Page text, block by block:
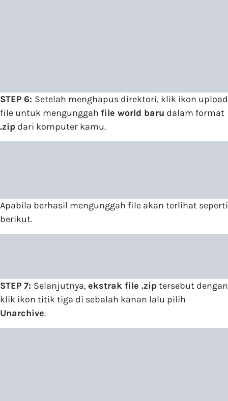
STEP 6: Setelah menghapus direktori, klik ikon upload
file untuk mengunggah file world baru dalam format
.zip dari komputer kamu.
Apabila berhasil mengunggah file akan terlihat seperti
berikut.
STEP 7: Selanjutnya,ekstrak file .ziptersebut dengan
klik ikon titik tiga di sebalah kanan lalu pilih
Unarchive.